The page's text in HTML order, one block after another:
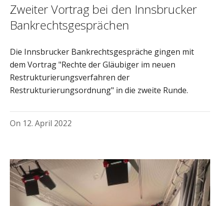
Zweiter Vortrag bei den Innsbrucker
Bankrechtsgesprächen
Die Innsbrucker Bankrechtsgespräche gingen mit
dem Vortrag "Rechte der Gläubiger im neuen
Restrukturierungsverfahren der
Restrukturierungsordnung" in die zweite Runde.
On 12. April 2022